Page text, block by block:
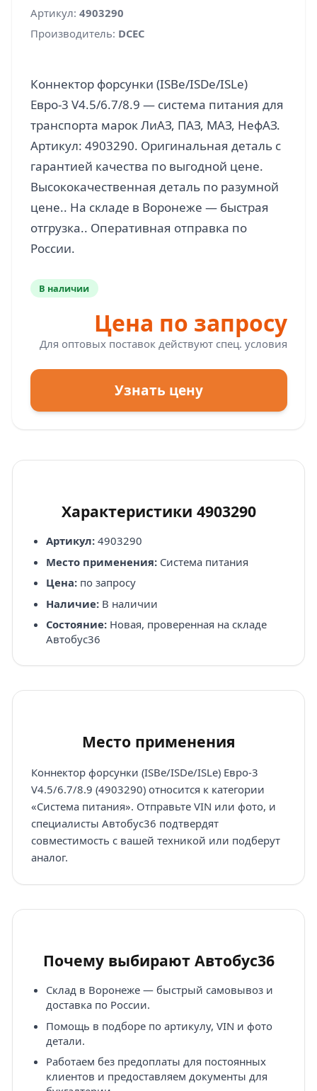
Артикул: 4903290
Производитель: DCEC
Коннектор форсунки (ISBe/ISDe/ISLe)
Eвро-3 V4.5/6.7/8.9 — система питания для
транспорта марок ЛиАЗ, ПАЗ, МАЗ, НефАЗ.
Артикул: 4903290. Оригинальная деталь с
гарантией качества по выгодной цене.
Высококачественная деталь по разумной
цене.. На складе в Воронеже — быстрая
отгрузка.. Оперативная отправка по
В наличии
Цена по запросу
Для оптовых поставок действуют спец. условия
Узнать цену
Характеристики 4903290
Артикул:4903290
Место применения:Система питания
Цена:по запросу
Наличие:В наличии
Состояние:Новая, проверенная на складе
Автобус36
Место применения
Коннектор форсунки (ISBe/ISDe/ISLe) Eвро-3
V4.5/6.7/8.9 (4903290) относится к категории
«Система питания». Отправьте VIN или фото, и
специалисты Автобус36 подтвердят
совместимость с вашей техникой или подберут
аналог.
Почему выбирают Автобус36
Склад в Воронеже — быстрый самовывоз и
доставка по России.
Помощь в подборе по артикулу, VIN и фото
детали.
Работаем без предоплаты для постоянных
клиентов и предоставляем документы для